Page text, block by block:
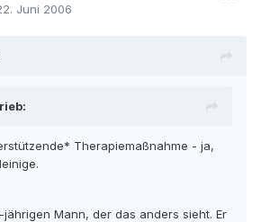
Juni 2006
Therapiemaßnahme - ja,
Mann, der das anders sieht. Er